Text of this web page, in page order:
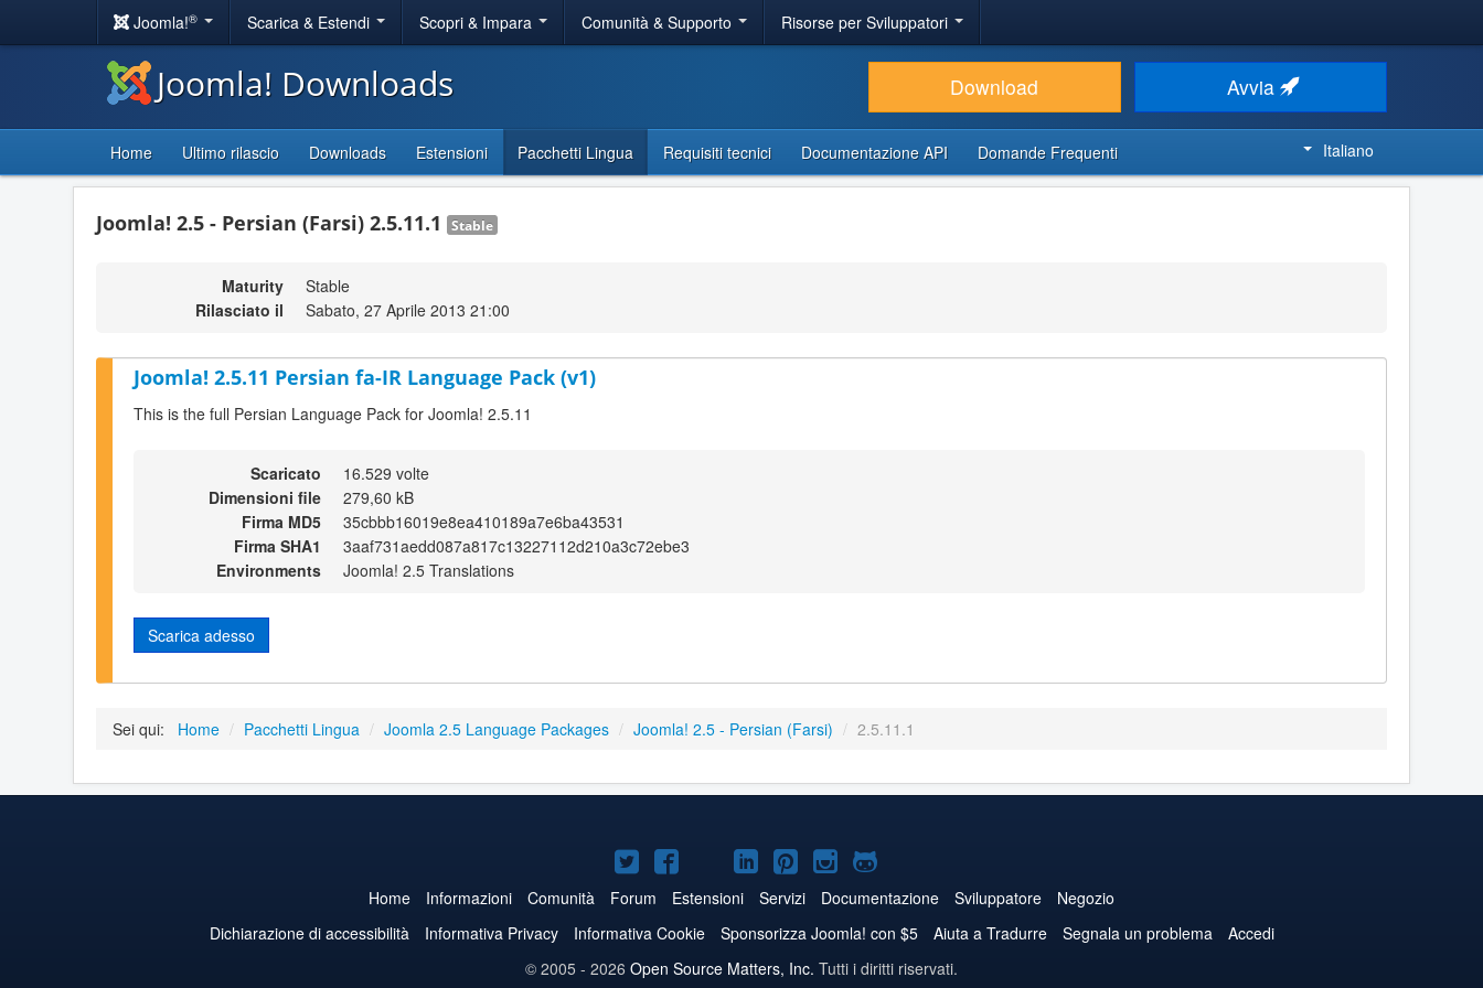
Joomla!® Scarica & Estendi Scopri & Impara Comunità & Supporto Risorse per Sviluppatori
Joomla! Downloads Download Avvia
Home Ultimo rilascio Downloads Estensioni Pacchetti Lingua Requisiti tecnici Documentazione API Domande Frequenti Italiano
Joomla! 2.5 - Persian (Farsi) 2.5.11.1 Stable
Maturity
Stable
Rilasciato il
Sabato, 27 Aprile 2013 21:00
Joomla! 2.5.11 Persian fa-IR Language Pack (v1)
This is the full Persian Language Pack for Joomla! 2.5.11
Scaricato
16.529 volte
Dimensioni file
279,60 kB
Firma MD5
35cbbb16019e8ea410189a7e6ba43531
Firma SHA1
3aaf731aedd087a817c13227112d210a3c72ebe3
Environments
Joomla! 2.5 Translations
Scarica adesso
Sei qui: Home / Pacchetti Lingua / Joomla 2.5 Language Packages / Joomla! 2.5 - Persian (Farsi) / 2.5.11.1
Joomla!
su
Twitter
Joomla!
su
Facebook
Joomla!
su
YouTube
Joomla!
su
LinkedIn
Joomla!
su
Pinterest
Joomla!
su
Instagram
Joomla!
su
GitHub
Home Informazioni Comunità Forum Estensioni Servizi Documentazione Sviluppatore
Negozio
Dichiarazione di accessibilità
Informativa Privacy Informativa Cookie Sponsorizza Joomla! con $5 Aiuta a Tradurre Segnala un problema
Accedi
© 2005 - 2026 Open Source Matters, Inc. Tutti i diritti riservati.